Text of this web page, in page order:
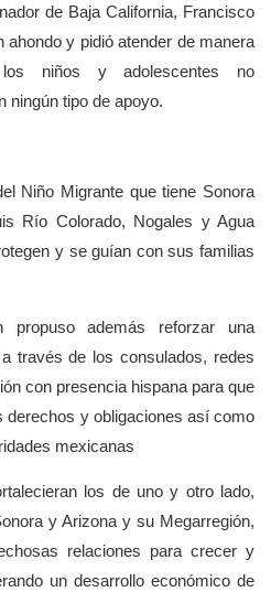
de Baja California, Francisco
ahondo y pidió atender de manera
niños y adolescentes no
ningún tipo de apoyo.
Niño Migrante que tiene Sonora
Río Colorado, Nogales y Agua
y se guían con sus familias
propuso además reforzar una
través de los consulados, redes
con presencia hispana para que
derechos y obligaciones así como
mexicanas
los de uno y otro lado,
y Arizona y su Megarregión,
relaciones para crecer y
un desarrollo económico de